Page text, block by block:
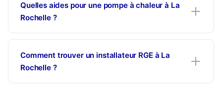
Quelles aides pour une pompe à chaleur à La
Rochelle ?
Comment trouver un installateur RGE à La
Rochelle ?